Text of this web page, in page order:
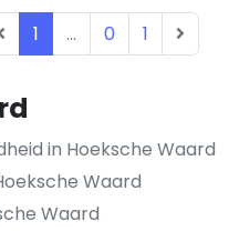
in Hoeksche Waard
Waard
Waard
1 ... 0 1